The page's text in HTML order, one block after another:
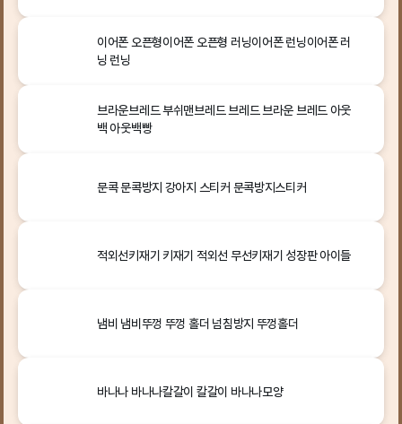
이어폰 오픈형이어폰 오픈형 러닝이어폰 런닝이어폰 러
닝 런닝
브라운브레드 부쉬맨브레드 브레드 브라운 브레드 아웃
백 아웃백빵
문콕 문콕방지 강아지 스티커 문콕방지스티커
적외선키재기 키재기 적외선 무선키재기 성장판 아이들
냄비 냄비뚜껑 뚜껑 홀더 넘침방지 뚜껑홀더
바나나 바나나칼갈이 칼갈이 바나나모양